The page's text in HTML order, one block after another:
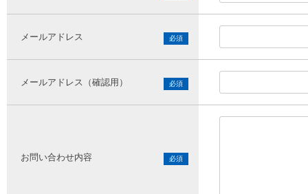
メールアドレス
メールアドレス（確認用）
お問い合わせ内容